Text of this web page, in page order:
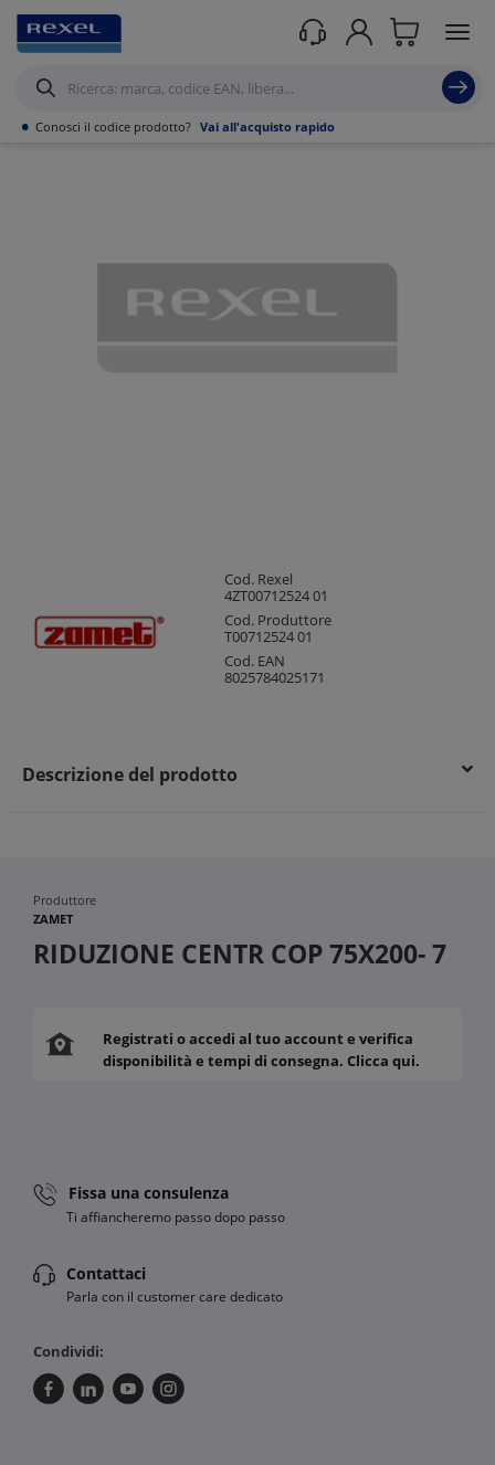
• Conosci il codice prodotto? Vai all'acquisto rapido
Prodotti /Canalizzazioni Canaline Passacavi Industriali in Metallo/Curve,
Derivazioni e accessori per Canale forato
Cod. Rexel
4ZT00712524 01
Cod. Produttore
T00712524 01
Cod. EAN
8025784025171
Descrizione del prodotto
Produttore
ZAMET
RIDUZIONE CENTR COP 75X200- 7
Registrati o accedi al tuo account e verifica
disponibilità e tempi di consegna. Clicca qui.
Fissa una consulenza
Ti affiancheremo passo dopo passo
Contattaci
Parla con il customer care dedicato
Condividi: